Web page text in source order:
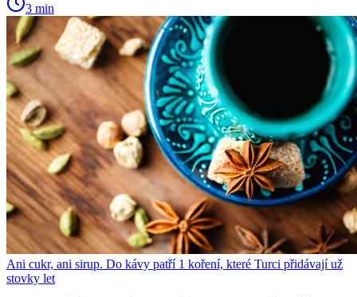
3 min
Ani cukr, ani sirup. Do kávy patří 1 koření, které Turci přidávají už
stovky let